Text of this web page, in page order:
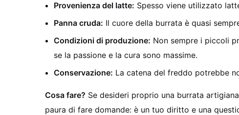
Provenienza del latte: Spesso viene utilizzato
Panna cruda: Il cuore della burrata è quasi
Condizioni di produzione: Non sempre i piccoli
se la passione e la cura sono massime.
Conservazione: La catena del freddo potrebbe
Cosa fare? Se desideri proprio una burrata
paura di fare domande: è un tuo diritto e una